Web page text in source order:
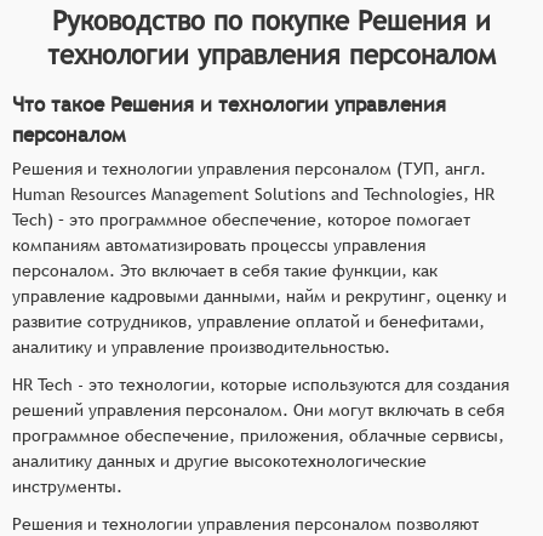
и другие высокотехнологические инструменты.
Решения и технологии управления персоналом
выполнение задач, повысить эффективность
управления персоналом, улучшить качество найма и
развития сотрудников, а также снизить затраты на
управление персоналом.
Классификатор программных продуктов Соваре
определяет конкретные функциональные критерии
для систем. Для того чтобы соответствовать
категории решений и технологий управления
персоналом, системы должны иметь следующие
функциональные возможности:
Планирование и оптимизация численности
персонала: Инструменты для прогнозирования
потребностей в персонале, анализа текучести
кадров и оптимизации численности
Руководство по покупке Решения и
технологии управления персоналом
Что такое Решения и технологии управления
персоналом
Решения и технологии управления персоналом (ТУП, англ.
Human Resources Management Solutions and Technologies, HR
Tech) – это программное обеспечение, которое помогает
компаниям автоматизировать процессы управления
персоналом. Это включает в себя такие функции, как
управление кадровыми данными, найм и рекрутинг, оценку и
развитие сотрудников, управление оплатой и бенефитами,
аналитику и управление производительностью.
HR Tech - это технологии, которые используются для создания
решений управления персоналом. Они могут включать в себя
программное обеспечение, приложения, облачные сервисы,
аналитику данных и другие высокотехнологические
инструменты.
Решения и технологии управления персоналом позволяют